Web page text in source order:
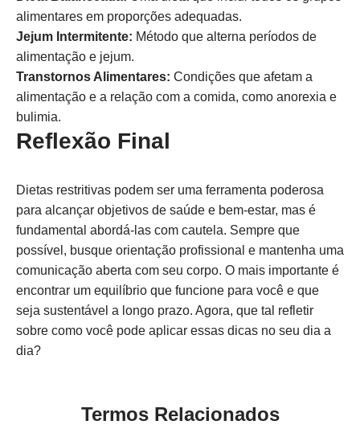
alimentares em proporções adequadas.
Jejum Intermitente: Método que alterna períodos de
alimentação e jejum.
Transtornos Alimentares: Condições que afetam a
alimentação e a relação com a comida, como anorexia e
bulimia.
Reflexão Final
Dietas restritivas podem ser uma ferramenta poderosa
para alcançar objetivos de saúde e bem-estar, mas é
fundamental abordá-las com cautela. Sempre que
possível, busque orientação profissional e mantenha uma
comunicação aberta com seu corpo. O mais importante é
encontrar um equilíbrio que funcione para você e que
seja sustentável a longo prazo. Agora, que tal refletir
sobre como você pode aplicar essas dicas no seu dia a
dia?
Termos Relacionados